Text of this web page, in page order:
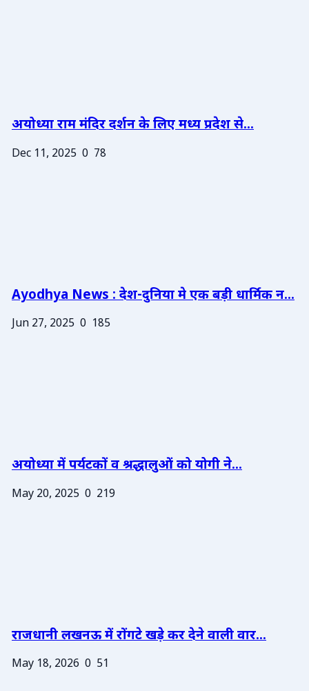
अयोध्या राम मंदिर दर्शन के लिए मध्य प्रदेश से...
Dec 11, 2025 0 78
Ayodhya News : देश-दुनिया मे एक बड़ी धार्मिक न...
Jun 27, 2025 0 185
अयोध्या में पर्यटकों व श्रद्धालुओं को योगी ने...
May 20, 2025 0 219
राजधानी लखनऊ में रोंगटे खड़े कर देने वाली वार...
May 18, 2026 0 51